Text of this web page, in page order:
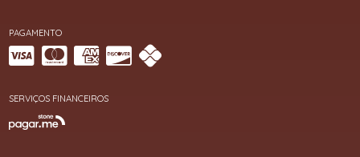
PAGAMENTO
SERVIÇOS FINANCEIROS